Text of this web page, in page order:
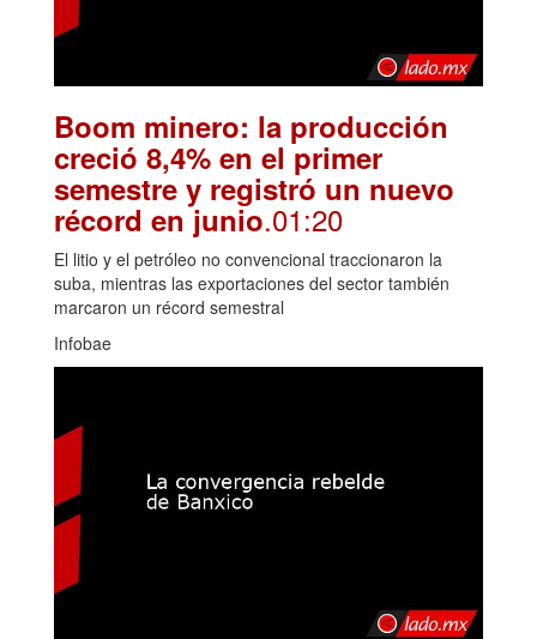
Boom minero: la producción
creció 8,4% en el primer
semestre y registró un nuevo
récord en junio.01:20
El litio y el petróleo no convencional traccionaron la
suba, mientras las exportaciones del sector también
marcaron un récord semestral
Infobae